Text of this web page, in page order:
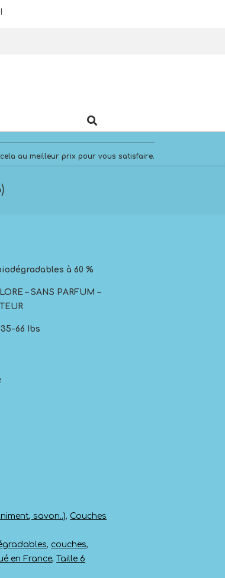
Search
au meilleur prix pour vous satisfaire.
à 60 %
– SANS PARFUM –
66 Ibs
savon..), Couches
, couches,
en France, Taille 6